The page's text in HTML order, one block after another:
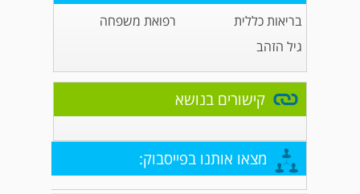
בריאות כללית
רפואת משפחה
גיל הזהב
קישורים בנושא
מצאו אותנו בפייסבוק: